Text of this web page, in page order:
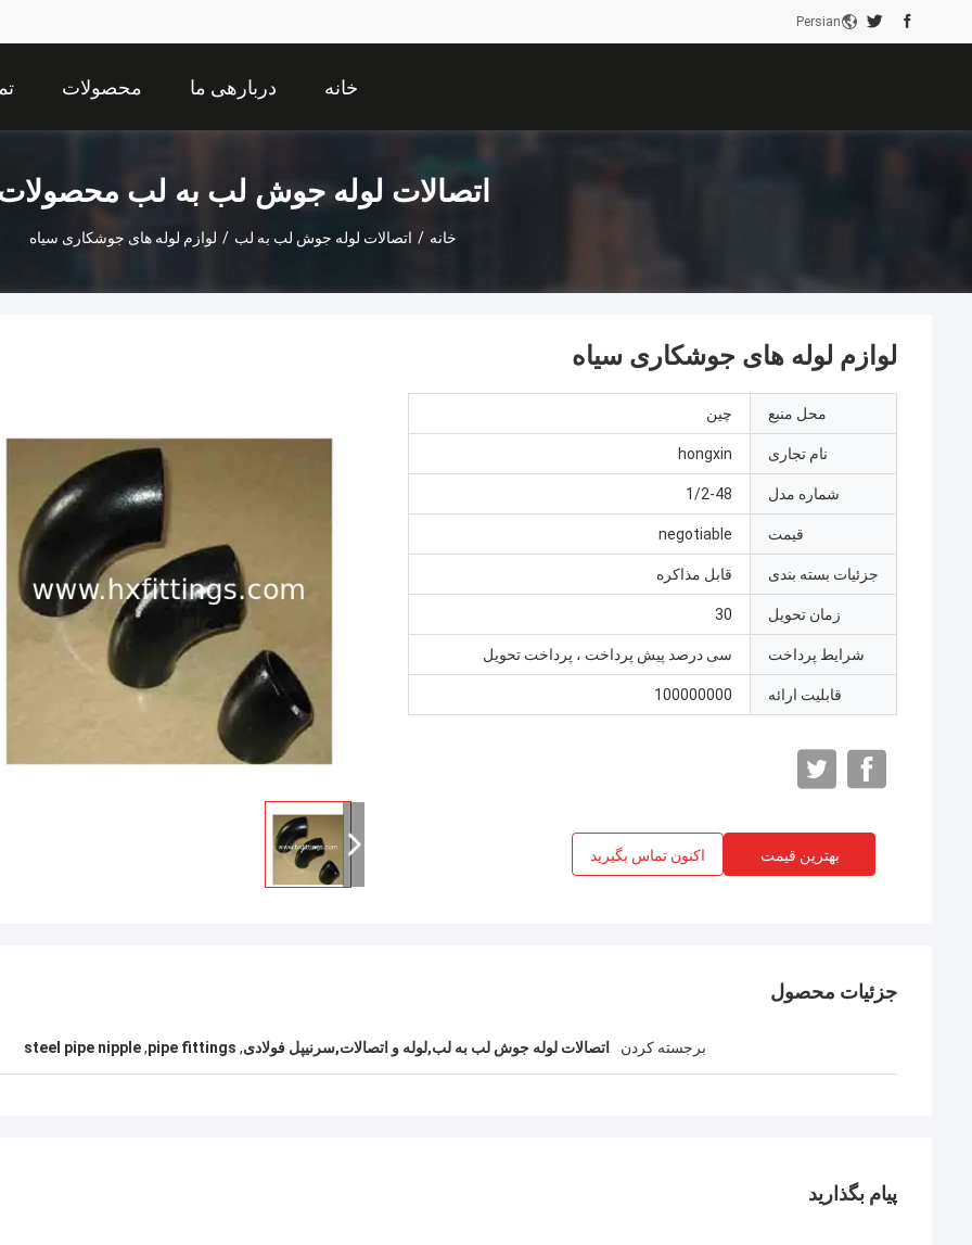
Persian
خانه دربارهی ما محصولات
اتصالات لوله جوش لب به لب
خانه / اتصالات لوله جوش لب به لب / لوازم لوله های جوشکاری سیاه
لوازم لوله های جوشکاری سیاه
محل منبع چین
نام تجاری hongxin
شماره مدل 1/2-48
قیمت negotiable
جزئیات بسته بندی قابل مذاکره
زمان تحویل 30
شرایط پرداخت سی درصد پیش پرداخت ، پرداخت تحویل
قابلیت ارائه 100000000
بهترین قیمت اکنون تماس بگیرید
جزئیات محصول
برجسته کردن اتصالات لوله جوش لب به لب,لوله و اتصالات,سرنیپل فولادی,
pipe fittings
,
steel pipe nipple
پیام بگذارید